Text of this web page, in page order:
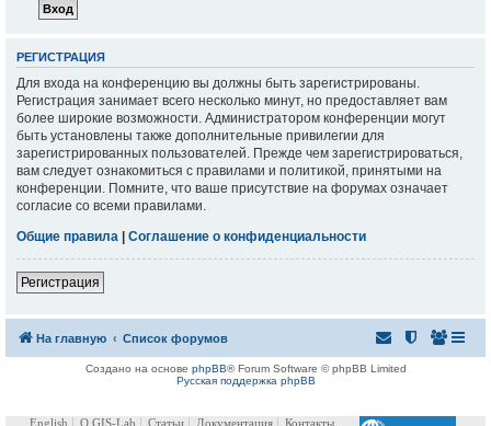
РЕГИСТРАЦИЯ
Для входа на конференцию вы должны быть зарегистрированы.
Регистрация занимает всего несколько минут, но предоставляет вам
более широкие возможности. Администратором конференции могут
быть установлены также дополнительные привилегии для
зарегистрированных пользователей. Прежде чем зарегистрироваться,
вам следует ознакомиться с правилами и политикой, принятыми на
конференции. Помните, что ваше присутствие на форумах означает
согласие со всеми правилами.
Общие правила | Соглашение о конфиденциальности
Регистрация
На главную Список форумов
Создано на основе phpBB® Forum Software © phpBB Limited
Русская поддержка phpBB
English О GIS-Lab Статьи Документация Контакты